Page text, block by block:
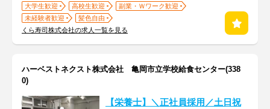
大学生歓迎 高校生歓迎
副業・Ｗワーク歓迎
未経験者歓迎
髪色自由
くら寿司株式会社の求人一覧を見る
ハーベストネクスト株式会社 亀岡市立学校給食センター(338
0)
【栄養士】＼正社員採用／土日祝